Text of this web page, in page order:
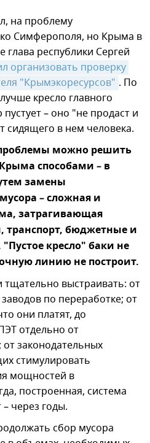
на проблему
Симферополя, но Крыма в
республики Сергей
организовать проверку
"Крымэкоресурсов" . По
кресло главного
– оно "не продаст и
сидящего в нем человека.
можно решить
способами – в
замены
– сложная и
затрагивающая
транспорт, бюджетные и
кресло" баки не
линию не построит.
тщательно выстраивать: от
по переработке; от
они платят, до
отдельно от
законодательных
стимулировать
мощностей в
построенная, система
через годы.
сбор мусора